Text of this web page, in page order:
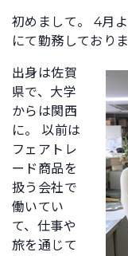
初めまして。 4月
にて勤務しており
出身は佐賀
県で、大学
からは関西
に。 以前は
フェアトレ
ード商品を
扱う会社で
働いてい
て、仕事や
旅を通じて